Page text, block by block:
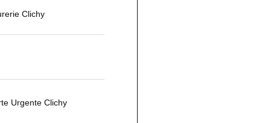
Clichy
Urgente Clichy